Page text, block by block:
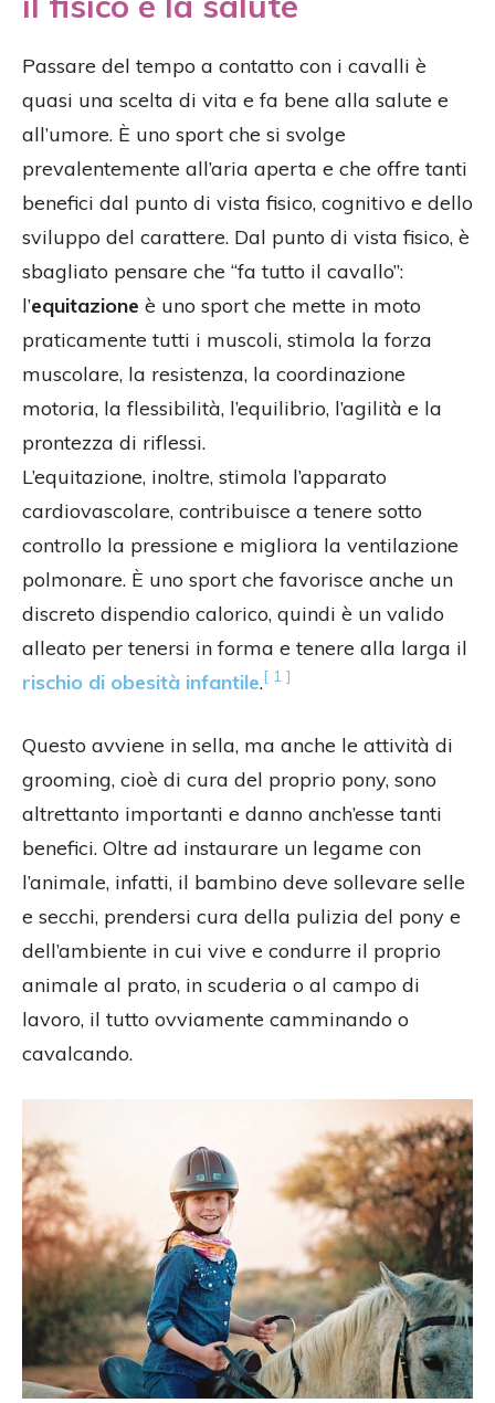
Passare del tempo a contatto con i cavalli è
quasi una scelta di vita e fa bene alla salute e
all’umore. È uno sport che si svolge
prevalentemente all’aria aperta e che offre tanti
benefici dal punto di vista fisico, cognitivo e dello
sviluppo del carattere. Dal punto di vista fisico, è
sbagliato pensare che “fa tutto il cavallo”:
l’equitazione è uno sport che mette in moto
praticamente tutti i muscoli, stimola la forza
muscolare, la resistenza, la coordinazione
motoria, la flessibilità, l’equilibrio, l’agilità e la
prontezza di riflessi.
L’equitazione, inoltre, stimola l’apparato
cardiovascolare, contribuisce a tenere sotto
controllo la pressione e migliora la ventilazione
polmonare. È uno sport che favorisce anche un
discreto dispendio calorico, quindi è un valido
alleato per tenersi in forma e tenere alla larga il
rischio di obesità infantile.[ 1 ]
Questo avviene in sella, ma anche le attività di
grooming, cioè di cura del proprio pony, sono
altrettanto importanti e danno anch’esse tanti
benefici. Oltre ad instaurare un legame con
l’animale, infatti, il bambino deve sollevare selle
e secchi, prendersi cura della pulizia del pony e
dell’ambiente in cui vive e condurre il proprio
animale al prato, in scuderia o al campo di
lavoro, il tutto ovviamente camminando o
cavalcando.